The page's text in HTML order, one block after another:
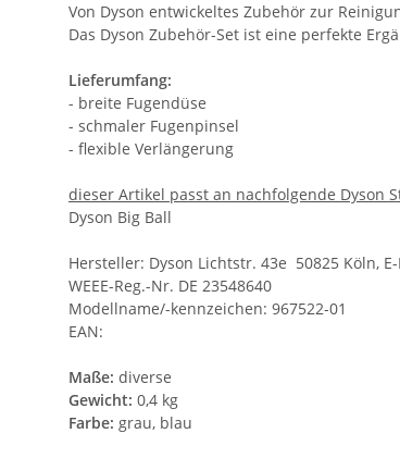
Von Dyson entwickeltes Zubehör zur
Das Dyson Zubehör-Set ist eine perfekte
Lieferumfang:
- breite Fugendüse
- schmaler Fugenpinsel
- flexible Verlängerung
dieser Artikel passt an nachfolgende Dyson
Dyson Big Ball
Hersteller: Dyson Lichtstr. 43e 50825 Köln,
WEEE-Reg.-Nr. DE 23548640
Modellname/-kennzeichen: 967522-01
EAN:
Maße: diverse
Gewicht: 0,4 kg
Farbe: grau, blau